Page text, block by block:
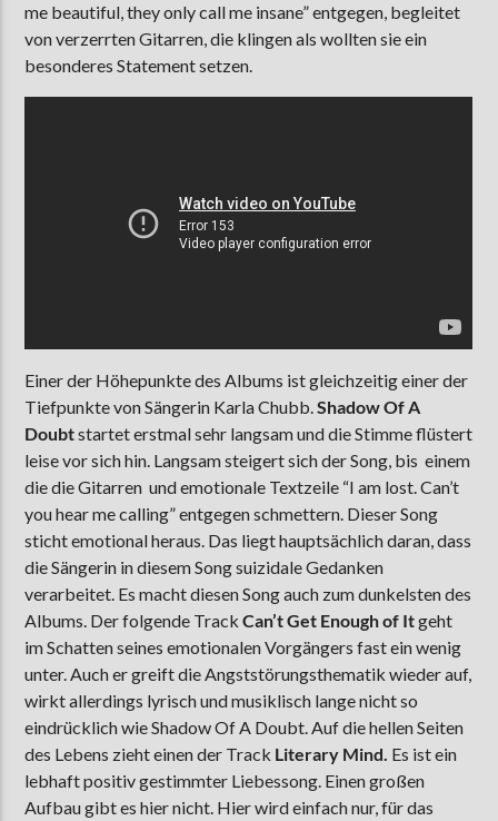
me beautiful, they only call me insane” entgegen, begleitet
von verzerrten Gitarren, die klingen als wollten sie ein
besonderes Statement setzen.
Einer der Höhepunkte des Albums ist gleichzeitig einer der
Tiefpunkte von Sängerin Karla Chubb.Shadow Of A
Doubtstartet erstmal sehr langsam und die Stimme flüstert
leise vor sich hin. Langsam steigert sich der Song, bis einem
die die Gitarren und emotionale Textzeile “I am lost. Can’t
you hear me calling” entgegen schmettern. Dieser Song
sticht emotional heraus. Das liegt hauptsächlich daran, dass
die Sängerin in diesem Song suizidale Gedanken
verarbeitet. Es macht diesen Song auch zum dunkelsten des
Albums. Der folgende TrackCan’t Get Enough of Itgeht
im Schatten seines emotionalen Vorgängers fast ein wenig
unter. Auch er greift die Angststörungsthematik wieder auf,
wirkt allerdings lyrisch und musiklisch lange nicht so
eindrücklich wie Shadow Of A Doubt. Auf die hellen Seiten
des Lebens zieht einen der Track Literary Mind. Es ist ein
lebhaft positiv gestimmter Liebessong. Einen großen
Aufbau gibt es hier nicht. Hier wird einfach nur, für das